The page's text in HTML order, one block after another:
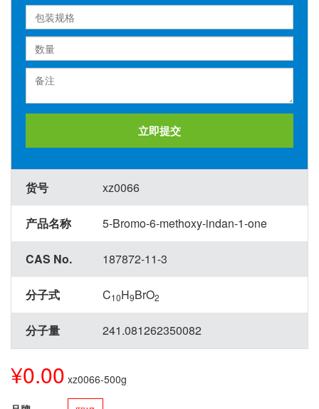
立即提交
货号 xz0066
产品名称 5-Bromo-6-methoxy-indan-1-one
CAS No. 187872-11-3
分子式 C10H9BrO2
分子量 241.081262350082
¥0.00 xz0066-500g